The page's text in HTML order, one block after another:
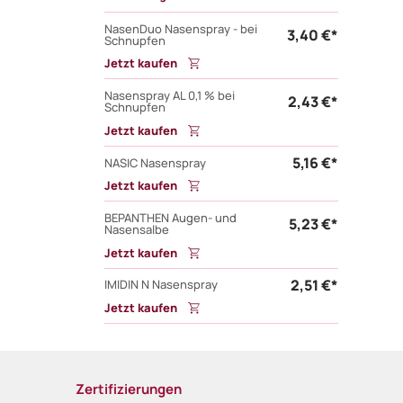
NasenDuo Nasenspray - bei
Schnupfen 3,40 €*
Jetzt kaufen
Nasenspray AL 0,1 % bei
Schnupfen 2,43 €*
Jetzt kaufen
NASIC Nasenspray
5,16 €*
Jetzt kaufen
BEPANTHEN Augen- und
Nasensalbe 5,23 €*
Jetzt kaufen
IMIDIN N Nasenspray
2,51 €*
Jetzt kaufen
Zertifizierungen